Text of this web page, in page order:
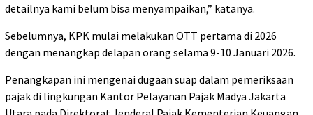
detailnya kami belum bisa menyampaikan,” katanya.
Sebelumnya, KPK mulai melakukan OTT pertama di 2026
dengan menangkap delapan orang selama 9-10 Januari 2026.
Penangkapan ini mengenai dugaan suap dalam pemeriksaan
pajak di lingkungan Kantor Pelayanan Pajak Madya Jakarta